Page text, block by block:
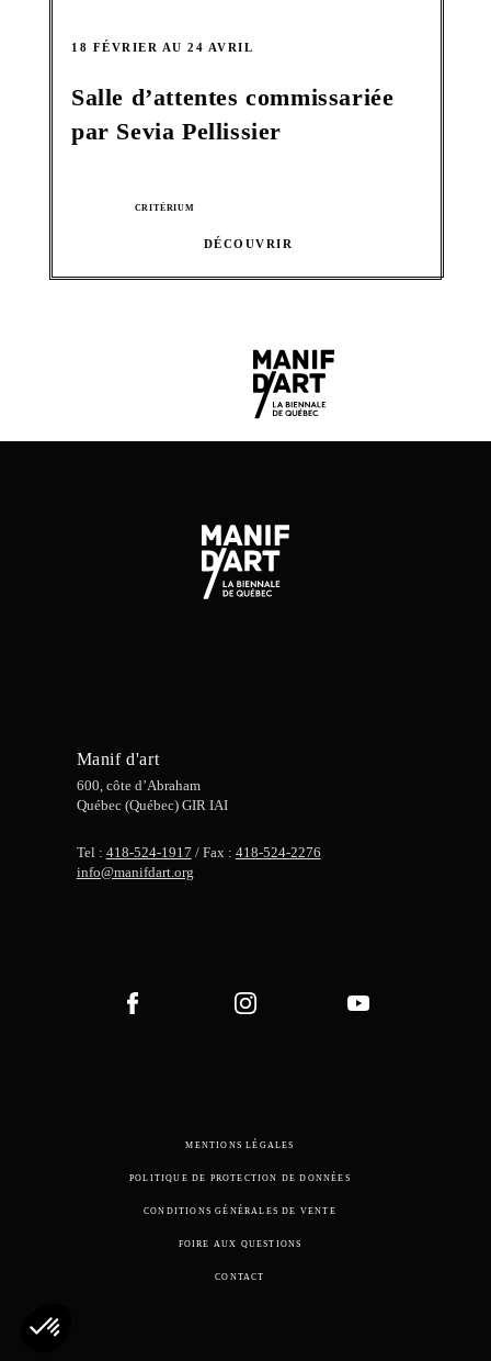
18 FÉVRIER AU 24 AVRIL
Salle d’attentes commissariée
par Sevia Pellissier
CRITÉRIUM
DÉCOUVRIR
Manif d'art
600, côte d’Abraham
Québec (Québec) GIR IAI
Tel : 418-524-1917 / Fax : 418-524-2276
info@manifdart.org
MENTIONS LÉGALES
POLITIQUE DE PROTECTION DE DONNÉES
CONDITIONS GÉNÉRALES DE VENTE
FOIRE AUX QUESTIONS
CONTACT